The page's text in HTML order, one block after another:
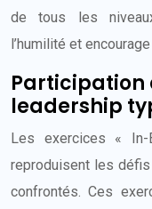
de tous les
l’humilité et
Participation
leadership
Les exercices «
reproduisent les
confrontés. Ces